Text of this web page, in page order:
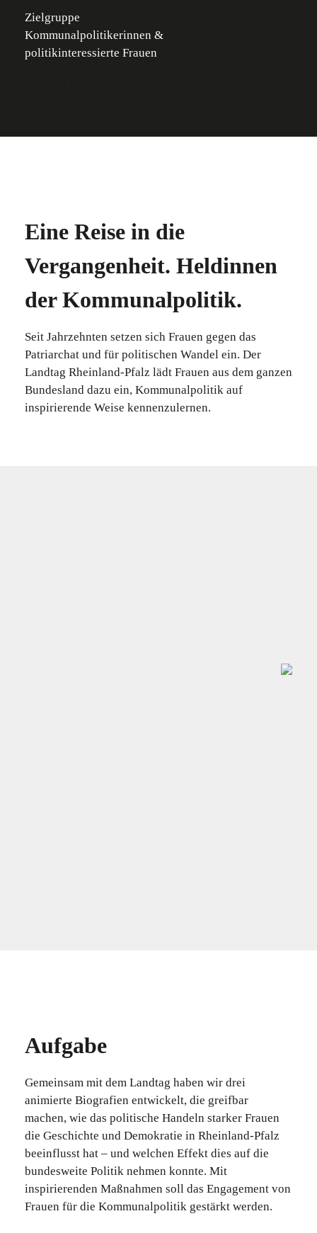
Zielgruppe
Kommunalpolitikerinnen &
politikinteressierte Frauen
Eine Reise in die
Vergangenheit. Heldinnen
der Kommunalpolitik.
Seit Jahrzehnten setzen sich Frauen gegen das
Patriarchat und für politischen Wandel ein. Der
Landtag Rheinland-Pfalz lädt Frauen aus dem ganzen
Bundesland dazu ein, Kommunalpolitik auf
inspirierende Weise kennenzulernen.
Aufgabe
Gemeinsam mit dem Landtag haben wir drei
animierte Biografien entwickelt, die greifbar
machen, wie das politische Handeln starker Frauen
die Geschichte und Demokratie in Rheinland-Pfalz
beeinflusst hat – und welchen Effekt dies auf die
bundesweite Politik nehmen konnte. Mit
inspirierenden Maßnahmen soll das Engagement von
Frauen für die Kommunalpolitik gestärkt werden.